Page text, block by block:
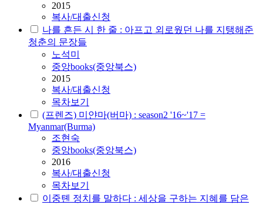
2015
복사/대출신청
나를 흔든 시 한 줄 : 아프고 외로웠던 나를 지탱해준
청춘의 문장들
노석미
중앙books(중앙북스)
2015
복사/대출신청
목차보기
(프렌즈) 미얀마(버마) : season2 '16~'17 =
Myanmar(Burma)
조현숙
중앙books(중앙북스)
2016
복사/대출신청
목차보기
이중톈 정치를 말하다 : 세상을 구하는 지혜를 담은